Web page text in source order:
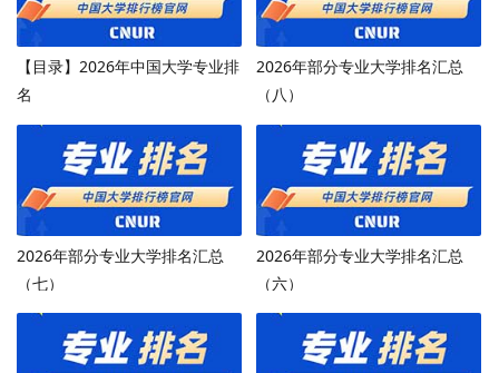
【目录】2026年中国大学专业排
名
2026年部分专业大学排名汇总
（八）
2026年部分专业大学排名汇总
（七）
2026年部分专业大学排名汇总
（六）